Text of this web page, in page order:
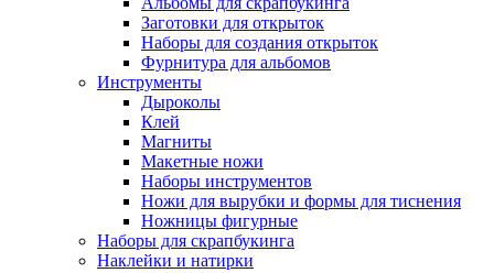
Заготовки для открыток
Наборы для создания открыток
Фурнитура для альбомов
Инструменты
Дыроколы
Клей
Магниты
Макетные ножи
Наборы инструментов
Ножи для вырубки и формы для тиснения
Ножницы фигурные
Наборы для скрапбукинга
Наклейки и натирки